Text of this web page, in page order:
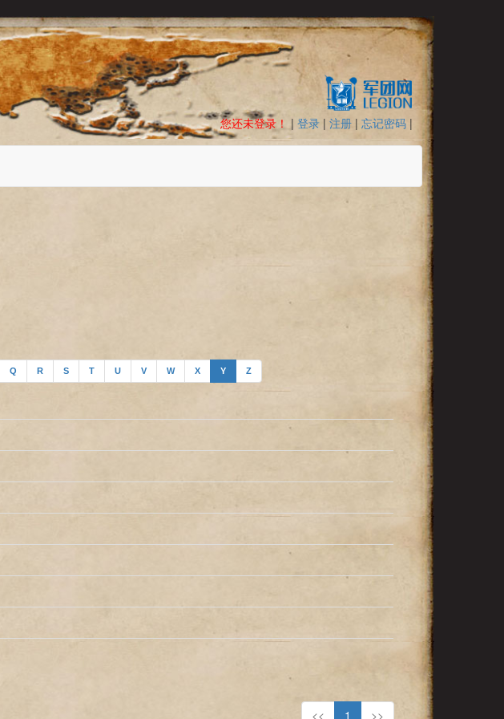
您还未登录！ | 登录 | 注册 | 忘记密码 |
Q R S T U V W X Y Z
<< 1 >>